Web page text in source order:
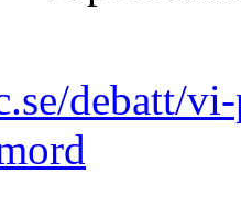
debatt/